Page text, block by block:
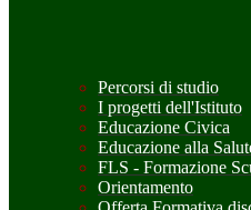
Percorsi di studio
I progetti dell'Istituto
Educazione Civica
Educazione alla
FLS - Formazione
Orientamento